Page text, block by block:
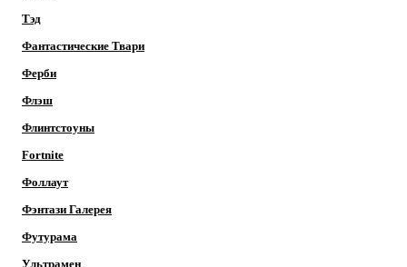
Тэд
Фантастические Твари
Ферби
Флэш
Флинтстоуны
Fortnite
Фоллаут
Фэнтази Галерея
Футурама
Ультрамен